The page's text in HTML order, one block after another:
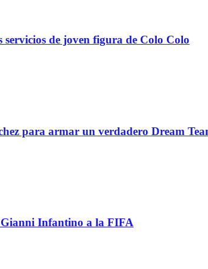
servicios de joven figura de Colo Colo
para armar un verdadero Dream
Gianni Infantino a la FIFA